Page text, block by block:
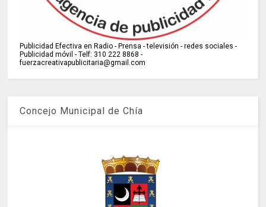
Publicidad Efectiva en Radio - Prensa - televisión - redes sociales -
Publicidad móvil - Telf: 310 222 8868 -
fuerzacreativapublicitaria@gmail.com
Concejo Municipal de Chía